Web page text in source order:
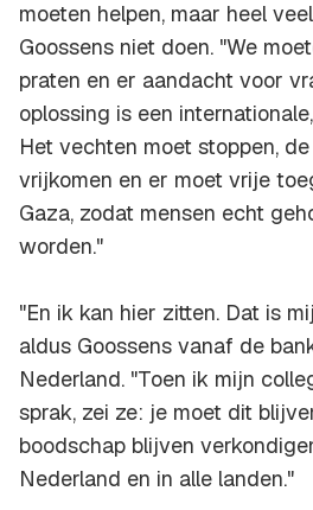
moeten helpen, maar heel
Goossens niet doen. "We
praten en er aandacht voor
oplossing is een
Het vechten moet stoppen,
vrijkomen en er moet vrije
Gaza, zodat mensen echt
worden."
"En ik kan hier zitten. Dat is
aldus Goossens vanaf de
Nederland. "Toen ik mijn
sprak, zei ze: je moet dit
boodschap blijven
Nederland en in alle landen."